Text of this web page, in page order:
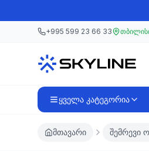
მთავარ კონტენტზე გადასვლა
+995 599 23 66 33
ყველა კატეგორია
მთავარი შემრევი